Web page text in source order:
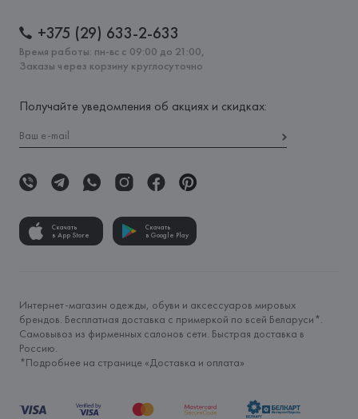
+375 (29) 633-2-633
Время работы: пн-вс с 09:00 до 21:00,
Заказы через корзину круглосуточно
Получайте уведомления об акциях и скидках:
Скачать
в App Store
Скачать
в Google Play
Интернет-магазин одежды, обуви и аксессуаров мировых
брендов. Бесплатная доставка с примеркой по всей Беларуси*.
Самовывоз из фирменных салонов сети. Быстрая доставка в
Россию.
*Подробнее на странице «Доставка и оплата»